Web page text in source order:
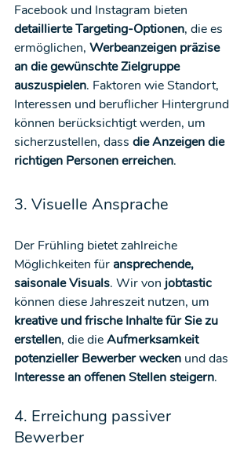
Facebook und Instagram bieten
detaillierte Targeting-Optionen, die es
ermöglichen, Werbeanzeigen präzise
an die gewünschte Zielgruppe
auszuspielen. Faktoren wie Standort,
Interessen und beruflicher Hintergrund
können berücksichtigt werden, um
sicherzustellen, dass die Anzeigen die
richtigen Personen erreichen.
3. Visuelle Ansprache
Der Frühling bietet zahlreiche
Möglichkeiten für ansprechende,
saisonale Visuals. Wir von jobtastic
können diese Jahreszeit nutzen, um
kreative und frische Inhalte für Sie zu
erstellen, die die Aufmerksamkeit
potenzieller Bewerber wecken und das
Interesse an offenen Stellen steigern.
4. Erreichung passiver
Bewerber